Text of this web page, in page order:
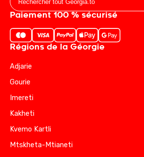
Paiement 100 % sécurisé
Régions de la Géorgie
Adjarie
Gourie
Imereti
Kakheti
Kvemo Kartli
Mtskheta-Mtianeti